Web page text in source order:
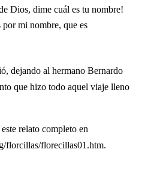
Dios, dime cuál es tu nombre!
por mi nombre, que es
dejando al hermano Bernardo
que hizo todo aquel viaje lleno
relato completo en
florcillas/florecillas01.htm.